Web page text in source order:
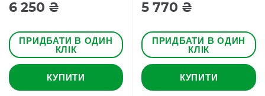
6 250 ₴
ПРИДБАТИ В ОДИН
КЛІК
КУПИТИ
5 770 ₴
ПРИДБАТИ В ОДИН
КЛІК
КУПИТИ